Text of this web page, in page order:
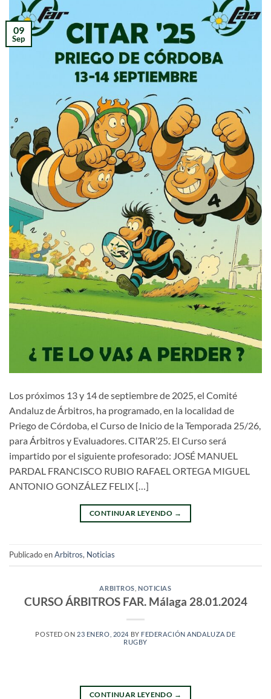
09
Sep
Los próximos 13 y 14 de septiembre de 2025, el Comité
Andaluz de Árbitros, ha programado, en la localidad de
Priego de Córdoba, el Curso de Inicio de la Temporada 25/26,
para Árbitros y Evaluadores. CITAR’25. El Curso será
impartido por el siguiente profesorado: JOSÉ MANUEL
PARDAL FRANCISCO RUBIO RAFAEL ORTEGA MIGUEL
ANTONIO GONZÁLEZ FELIX […]
CONTINUAR LEYENDO →
Publicado enArbitros, Noticias
ARBITROS ,NOTICIAS
CURSO ÁRBITROS FAR. Málaga 28.01.2024
POSTED ON 23 ENERO, 2024 BY FEDERACIÓN ANDALUZA DE
RUGBY
CONTINUAR LEYENDO →